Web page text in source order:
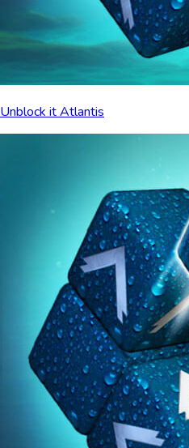
Unblock it Atlantis